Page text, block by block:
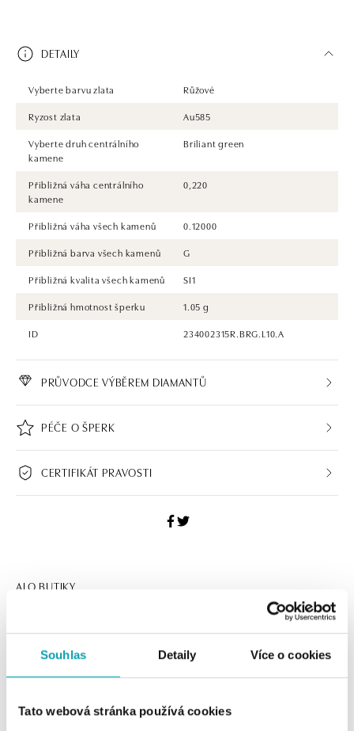
Souhlas Detaily Více o cookies
Tato webová stránka používá cookies
DETAILY
Vyberte barvu zlata
Růžové
Ryzost zlata
Au585
Vyberte druh centrálního
kamene
Briliant green
Přibližná váha centrálního
kamene
0,220
Přibližná váha všech kamenů
0.12000
Přibližná barva všech kamenů
G
Přibližná kvalita všech kamenů
SI1
Přibližná hmotnost šperku
1.05 g
ID
234002315R.BRG.L10.A
PRŮVODCE VÝBĚREM DIAMANTŮ
PÉČE O ŠPERK
CERTIFIKÁT PRAVOSTI
ALO BUTIKY